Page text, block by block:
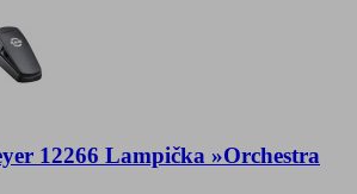
12266 Lampička »Orchestra